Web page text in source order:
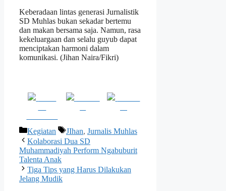
Keberadaan lintas generasi Jurnalistik
SD Muhlas bukan sekadar bertemu
dan makan bersama saja. Namun, rasa
kekeluargaan dan selalu guyub dapat
menciptakan harmoni dalam
komunikasi. (Jihan Naira/Fikri)
Kategori
Kegiatan Tag
JIhan, Jurnalis Muhlas
Kolaborasi Dua SD
Muhammadiyah Perform Ngabuburit
Talenta Anak
Tiga Tips yang Harus Dilakukan
Jelang Mudik